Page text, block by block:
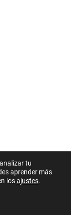
tu
aprender más
losajustes.